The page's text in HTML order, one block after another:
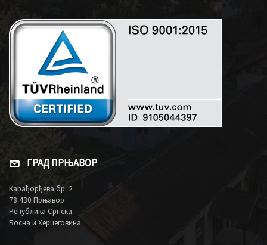
ГРАД ПРЊАВОР
Карађорђева бр. 2
78 430 Прњавор
Република Српска
Босна и Херцеговина